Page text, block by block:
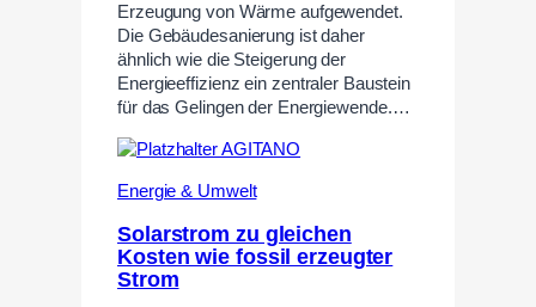
Erzeugung von Wärme aufgewendet.
Die Gebäudesanierung ist daher
ähnlich wie die Steigerung der
Energieeffizienz ein zentraler Baustein
für das Gelingen der Energiewende.…
Energie & Umwelt
Solarstrom zu gleichen
Kosten wie fossil erzeugter
Strom